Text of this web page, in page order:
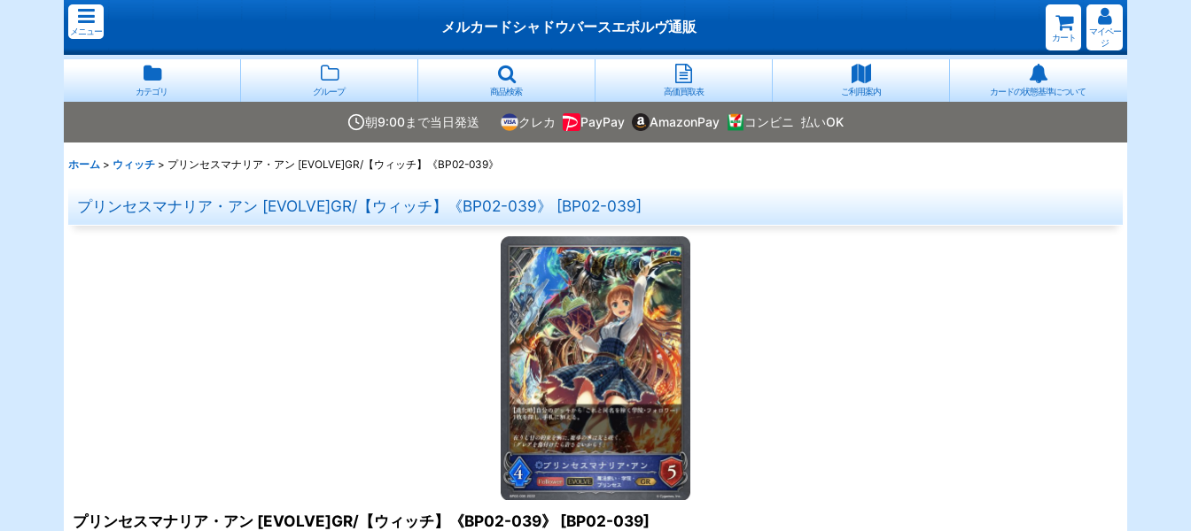
メニュー メルカードシャドウバースエボルヴ通販
カート
マイペー
ジ
カテゴリ グループ 商品検索 高価買取表 ご利用案内 カードの状態基準について
朝9:00まで当日発送 クレカ PayPay AmazonPay コンビニ 払いOK
ホーム > ウィッチ > プリンセスマナリア・アン [EVOLVE]GR/【ウィッチ】《BP02-039》
プリンセスマナリア・アン [EVOLVE]GR/【ウィッチ】《BP02-039》 [BP02-039]
プリンセスマナリア・アン [EVOLVE]GR/【ウィッチ】《BP02-039》 [BP02-039]